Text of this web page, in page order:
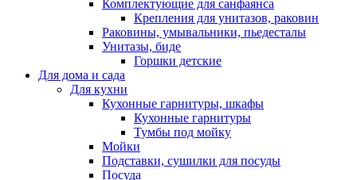
Комплектующие для санфаянса
Крепления для унитазов, раковин
Раковины, умывальники, пьедесталы
Унитазы, биде
Горшки детские
Для дома и сада
Для кухни
Кухонные гарнитуры, шкафы
Кухонные гарнитуры
Тумбы под мойку
Мойки
Подставки, сушилки для посуды
Посуда